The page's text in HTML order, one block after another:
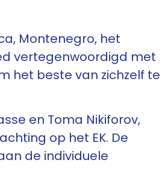
Montenegro, het
vertegenwoordigd met
het beste van zichzelf te
en Toma Nikiforov,
op het EK. De
de individuele